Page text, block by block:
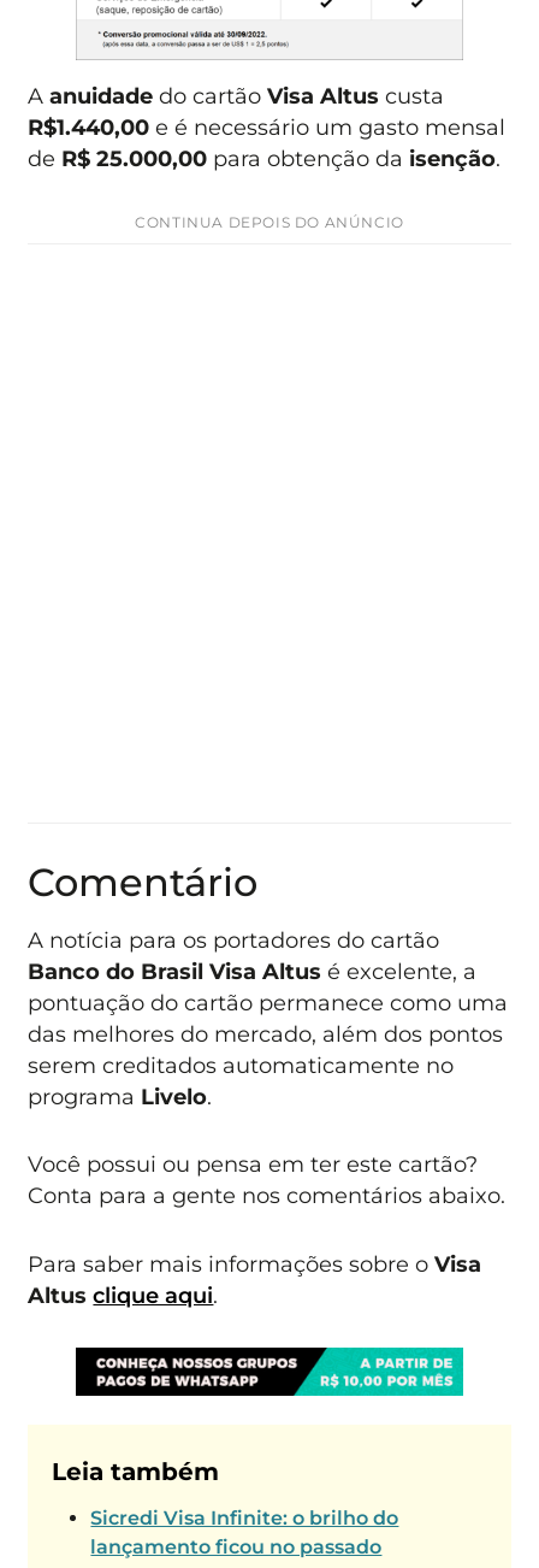
Aanuidadedo cartãoVisa Altus custa
R$1.440,00 e é necessário um gasto mensal
de R$ 25.000,00 para obtenção da isenção.
CONTINUA DEPOIS DO ANÚNCIO
Comentário
A notícia para os portadores do cartão
Banco do Brasil Visa Altus é excelente, a
pontuação do cartão permanece como uma
das melhores do mercado, além dos pontos
serem creditados automaticamente no
programa Livelo.
Você possui ou pensa em ter este cartão?
Conta para a gente nos comentários abaixo.
Para saber mais informações sobre oVisa
Altus clique aqui.
Leia também
Sicredi Visa Infinite: o brilho do
lançamento ficou no passado